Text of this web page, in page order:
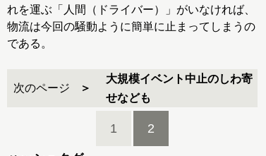
れを運ぶ「人間（ドライバー）」がいなければ、
物流は今回の騒動ように簡単に止まってしまうの
である。
次のページ
大規模イベント中止のしわ寄
せなども
1 2